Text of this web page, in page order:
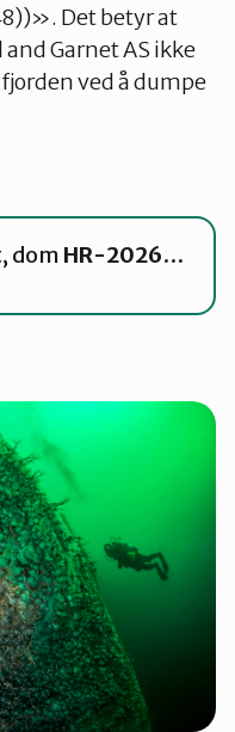
Det betyr at
Garnet AS ikke
ved å dumpe
dom HR-2026-1360-A, 17. juni 2026